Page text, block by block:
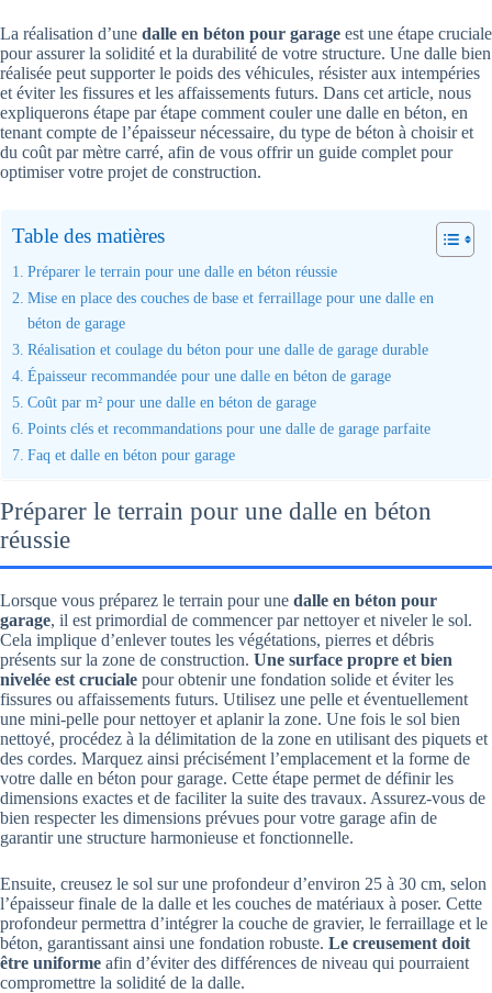
La réalisation d’une dalle en béton pour garage est une étape cruciale
pour assurer la solidité et la durabilité de votre structure. Une dalle bien
réalisée peut supporter le poids des véhicules, résister aux intempéries
et éviter les fissures et les affaissements futurs. Dans cet article, nous
expliquerons étape par étape comment couler une dalle en béton, en
tenant compte de l’épaisseur nécessaire, du type de béton à choisir et
du coût par mètre carré, afin de vous offrir un guide complet pour
optimiser votre projet de construction.
Table des matières
Préparer le terrain pour une dalle en béton réussie
Mise en place des couches de base et ferraillage pour une dalle en
béton de garage
Réalisation et coulage du béton pour une dalle de garage durable
Épaisseur recommandée pour une dalle en béton de garage
Coût par m² pour une dalle en béton de garage
Points clés et recommandations pour une dalle de garage parfaite
Faq et dalle en béton pour garage
Préparer le terrain pour une dalle en béton
réussie
Lorsque vous préparez le terrain pour une dalle en béton pour
garage, il est primordial de commencer par nettoyer et niveler le sol.
Cela implique d’enlever toutes les végétations, pierres et débris
présents sur la zone de construction. Une surface propre et bien
nivelée est cruciale pour obtenir une fondation solide et éviter les
fissures ou affaissements futurs. Utilisez une pelle et éventuellement
une mini-pelle pour nettoyer et aplanir la zone. Une fois le sol bien
nettoyé, procédez à la délimitation de la zone en utilisant des piquets et
des cordes. Marquez ainsi précisément l’emplacement et la forme de
votre dalle en béton pour garage. Cette étape permet de définir les
dimensions exactes et de faciliter la suite des travaux. Assurez-vous de
bien respecter les dimensions prévues pour votre garage afin de
garantir une structure harmonieuse et fonctionnelle.
Ensuite, creusez le sol sur une profondeur d’environ 25 à 30 cm, selon
l’épaisseur finale de la dalle et les couches de matériaux à poser. Cette
profondeur permettra d’intégrer la couche de gravier, le ferraillage et le
béton, garantissant ainsi une fondation robuste. Le creusement doit
être uniforme afin d’éviter des différences de niveau qui pourraient
compromettre la solidité de la dalle.